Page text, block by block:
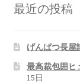
最近の投稿
げんぱつ長
最高裁包囲ヒ
15日